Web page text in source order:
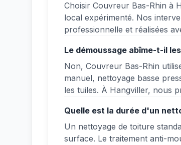
Choisir Couvreur Bas-Rhin à
local expérimenté. Nos
professionnelle et réalisées
Le démoussage abîme-t-il
Non, Couvreur Bas-Rhin
manuel, nettoyage basse
les tuiles. À Hangviller, nous
Quelle est la durée d'un
Un nettoyage de toiture
surface. Le traitement anti-